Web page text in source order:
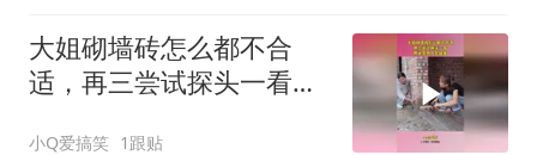
大姐砌墙砖怎么都不合
适，再三尝试探头一看，
小Q爱搞笑 1跟贴